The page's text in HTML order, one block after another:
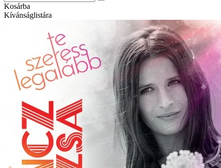
Kosárba
Kívánságlistára